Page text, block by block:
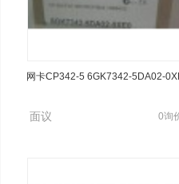
通讯电缆6XV1830-0EH10
面议 0询
网卡CP342-5 6GK7342-5DA02-
面议 0询